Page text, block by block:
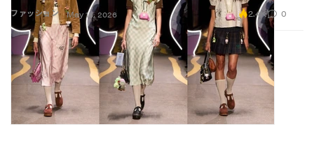
ファッション May 18, 2026 2.4K 0